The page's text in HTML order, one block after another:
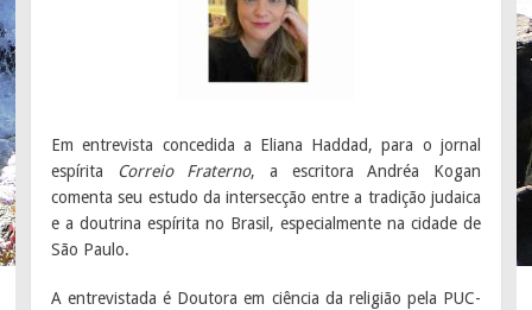
Em entrevista concedida a Eliana Haddad, para o jornal
espírita
Correio Fraterno, a escritora Andréa Kogan
comenta seu estudo da intersecção entre a tradição judaica
e a doutrina espírita no Brasil, especialmente na cidade de
São Paulo.
A entrevistada é Doutora em ciência da religião pela PUC-